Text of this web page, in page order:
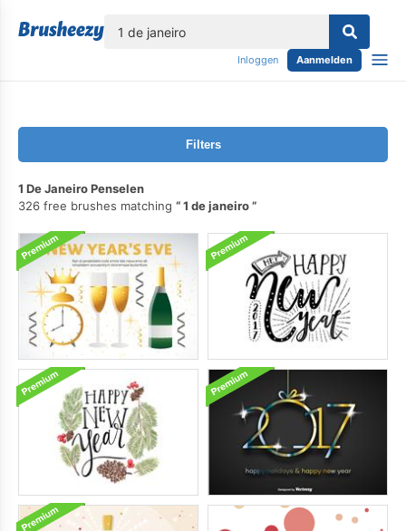
Inloggen Aanmelden
Filters
1 De Janeiro Penselen
326 free brushes matching
1 de janeiro